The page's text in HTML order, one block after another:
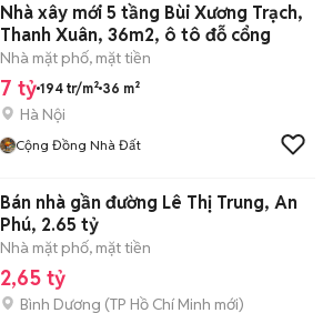
Nhà xây mới 5 tầng Bùi Xương Trạch,
Thanh Xuân, 36m2, ô tô đỗ cổng
Nhà mặt phố, mặt tiền
7 tỷ 194 tr/m² 36 m²
Hà Nội
Cộng Đồng Nhà Đất
Bán nhà gần đường Lê Thị Trung, An
Phú, 2.65 tỷ
Nhà mặt phố, mặt tiền
2,65 tỷ
Bình Dương (TP Hồ Chí Minh mới)